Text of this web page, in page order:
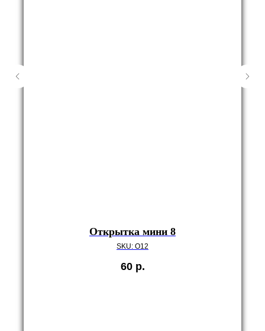
Открытка мини 8
SKU: O12
60 р.